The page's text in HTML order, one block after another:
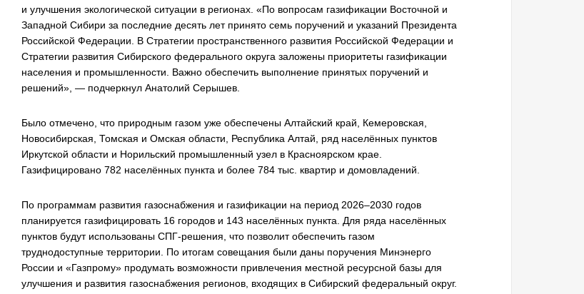
и улучшения экологической ситуации в регионах. «По вопросам газификации Восточной и
Западной Сибири за последние десять лет принято семь поручений и указаний Президента
Российской Федерации. В Стратегии пространственного развития Российской Федерации и
Стратегии развития Сибирского федерального округа заложены приоритеты газификации
населения и промышленности. Важно обеспечить выполнение принятых поручений и
решений», — подчеркнул Анатолий Серышев.
Было отмечено, что природным газом уже обеспечены Алтайский край, Кемеровская,
Новосибирская, Томская и Омская области, Республика Алтай, ряд населённых пунктов
Иркутской области и Норильский промышленный узел в Красноярском крае.
Газифицировано 782 населённых пункта и более 784 тыс. квартир и домовладений.
По программам развития газоснабжения и газификации на период 2026–2030 годов
планируется газифицировать 16 городов и 143 населённых пункта. Для ряда населённых
пунктов будут использованы СПГ-решения, что позволит обеспечить газом
труднодоступные территории. По итогам совещания были даны поручения Минэнерго
России и «Газпрому» продумать возможности привлечения местной ресурсной базы для
улучшения и развития газоснабжения регионов, входящих в Сибирский федеральный округ.